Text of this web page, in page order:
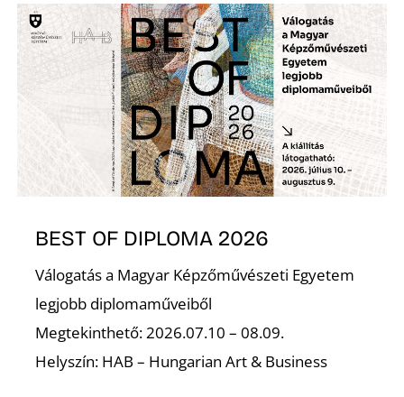
BEST OF DIPLOMA 2026
Válogatás a Magyar Képzőművészeti Egyetem
legjobb diplomaműveiből
Megtekinthető: 2026.07.10 – 08.09.
Helyszín: HAB – Hungarian Art & Business